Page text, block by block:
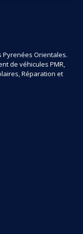
Pyrenées Orientales.
de véhicules PMR,
Réparation et